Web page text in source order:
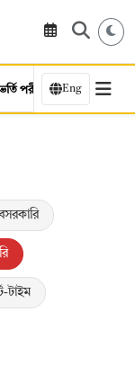
পরীক্ষা কর্মসংস্থান
Eng
টাইম